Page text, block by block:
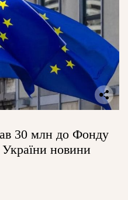
30 млн до Фонду
новини